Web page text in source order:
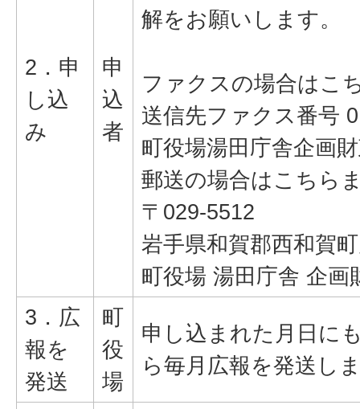
2．申
し込
み
申
込
者
解をお願いします。
ファクスの場合はこ
送信先ファクス番号
町役場湯田庁舎企画
郵送の場合はこちら
〒029-5512
岩手県和賀郡西和賀
町役場 湯田庁舎 企画
3．広
報を
発送
町
役
場
申し込まれた月日に
ら毎月広報を発送し